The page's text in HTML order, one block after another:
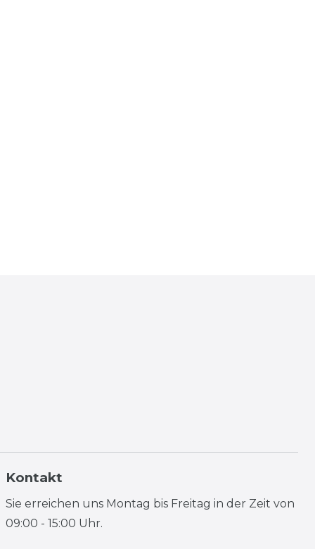
Kontakt
Sie erreichen uns Montag bis Freitag in der Zeit von
09:00 - 15:00 Uhr.